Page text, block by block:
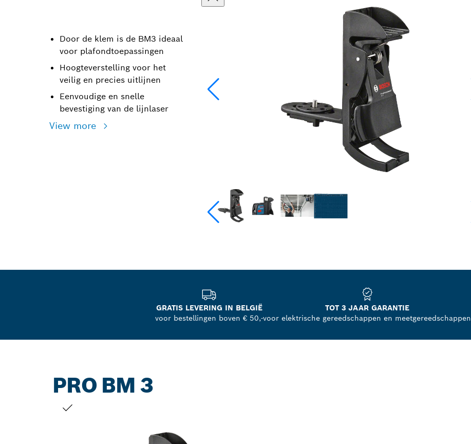
Door de klem is de BM3 ideaal
voor plafondtoepassingen
Hoogteverstelling voor het
veilig en precies uitlijnen
Eenvoudige en snelle
bevestiging van de lijnlaser
View more
GRATIS LEVERING IN BELGIË
voor bestellingen boven € 50,-
TOT 3 JAAR GARANTIE
voor elektrische gereedschappen en meetgereedschappen
PRO BM 3